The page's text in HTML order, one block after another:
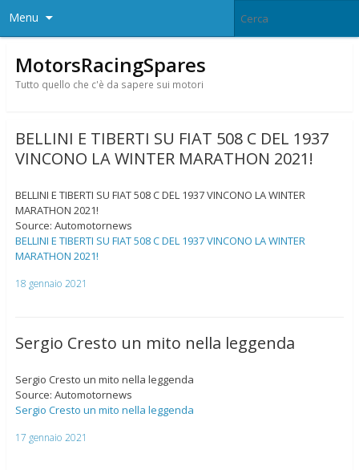
Menu
MotorsRacingSpares
Tutto quello che c'è da sapere sui motori
BELLINI E TIBERTI SU FIAT 508 C DEL 1937
VINCONO LA WINTER MARATHON 2021!
BELLINI E TIBERTI SU FIAT 508 C DEL 1937 VINCONO LA WINTER
MARATHON 2021!
Source: Automotornews
BELLINI E TIBERTI SU FIAT 508 C DEL 1937 VINCONO LA WINTER
MARATHON 2021!
18 gennaio 2021
Sergio Cresto un mito nella leggenda
Sergio Cresto un mito nella leggenda
Source: Automotornews
Sergio Cresto un mito nella leggenda
17 gennaio 2021